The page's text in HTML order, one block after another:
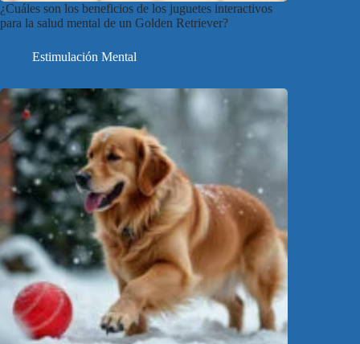
¿Cuáles son los beneficios de los juguetes interactivos
para la salud mental de un Golden Retriever?
Estimulación Mental